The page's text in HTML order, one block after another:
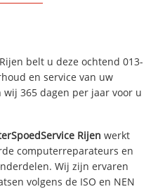
belt u deze ochtend 013-
en service van uw
365 dagen per jaar voor u
Rijen werkt
computerreparateurs en
Wij zijn ervaren
volgens de ISO en NEN